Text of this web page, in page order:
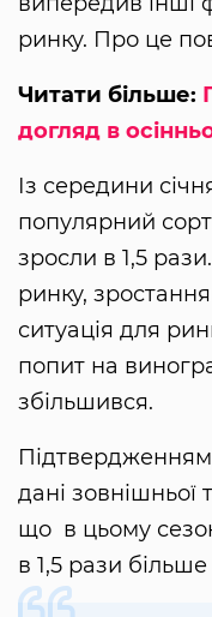
ринку. Про це
Читати більше:
догляд в
Із середини
популярний
зросли в 1,5
ринку,
ситуація для
попит на
збільшився.
Підтвердженням
дані зовнішньої
що в цьому
в 1,5 рази